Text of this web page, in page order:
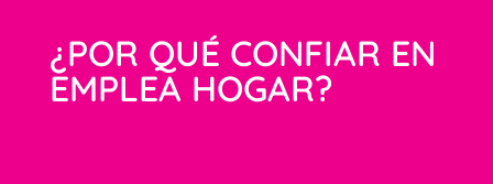
¿POR QUÉ CONFIAR EN
EMPLEA HOGAR?